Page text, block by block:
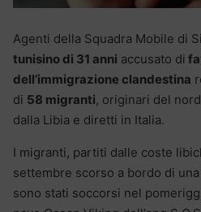
Agenti della Squadra Mobile di
tunisino di 31 anni accusato di
dell’immigrazione clandestina
di 58 migranti, originari del
dalla Libia e diretti in Italia.
I migranti, partiti dalle coste
settembre scorso a bordo di
sono stati soccorsi nel